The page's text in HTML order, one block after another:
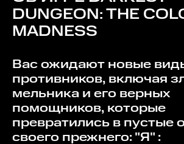
- 3 новых босса – Мельник, Нечто с
наконец, сама Комета!
- Новые диковинки помогут поддержать
группы в борьбе с бесконечными ордами
Предместья и пожните их плоды.
- Новые черты с уникальными и
- Множество новых музыкальных
авторством Стюарта Чатвуда.
Вы готовы? - Тогда получайте уникальные
победе!
DUNGEON: THE
MADNESS
Вас ожидают новые виды
противников, включая
мельника и его верных
помощников, которые
превратились в пустые
своего прежнего: "Я" :